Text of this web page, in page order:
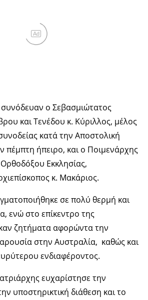
Ad
ο Σεβασμιώτατος
και Τενέδου κ. Κύριλλος, μέλος
κατά την Αποστολική
πέμπτη ήπειρο, και ο Ποιμενάρχης
Εκκλησίας,
κ. Μακάριος.
σε πολύ θερμή και
ενώ στο επίκεντρο της
ζητήματα αφορώντα την
στην Αυστραλία, καθώς και
ενδιαφέροντος.
ευχαρίστησε την
υποστηρικτική διάθεση και το